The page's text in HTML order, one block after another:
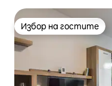
Избор на гостите
Избор на гостите